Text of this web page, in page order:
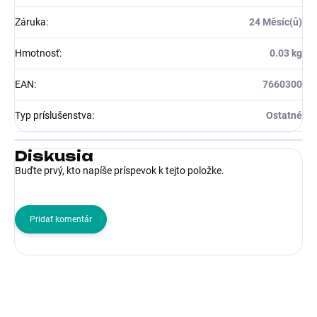
Záruka: 24 Měsíc(ů)
Hmotnosť: 0.03 kg
EAN: 7660300
Typ príslušenstva: Ostatné
Diskusia
Buďte prvý, kto napíše príspevok k tejto položke.
Pridať komentár